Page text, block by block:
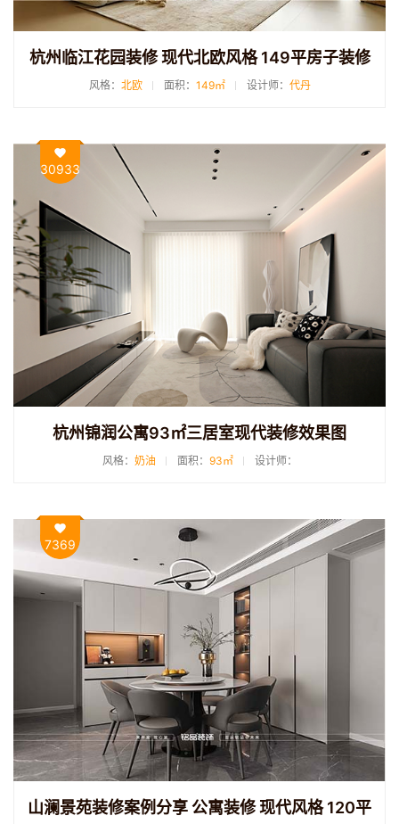
杭州临江花园装修 现代北欧风格 149平房子装修
风格： 北欧 面积： 149㎡ 设计师： 代丹
30933
杭州锦润公寓93㎡三居室现代装修效果图
风格： 奶油 面积： 93㎡ 设计师：
7369
山澜景苑装修案例分享 公寓装修 现代风格 120平